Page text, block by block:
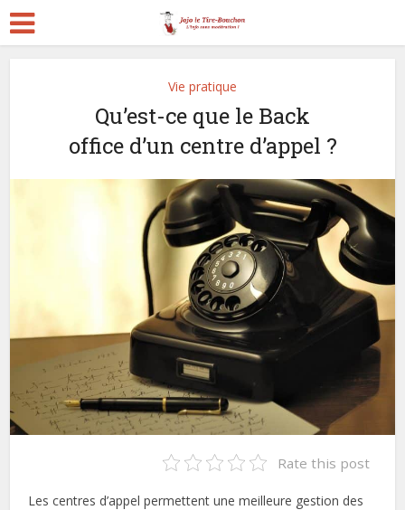
Vie pratique
Qu’est-ce que le Back
office d’un centre d’appel ?
Rate this post
Les centres d’appel permettent une meilleure gestion des